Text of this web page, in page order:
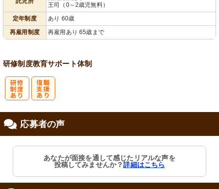
王司（0～2歳児無料）
定年制度
あり 60歳
再雇用制度
再雇用あり 65歳まで
研修制度教育サポート体制
応募者の声
あなたが面接を通して感じたリアルな声を
投稿してみませんか？詳細はこちら